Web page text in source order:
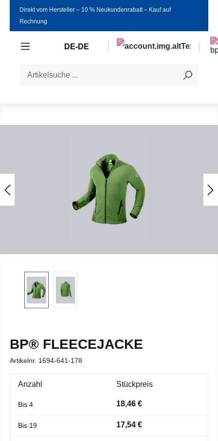
Zum Hauptinhalt springen
Direkt vom Hersteller ‒ 10 % Neukundenrabatt ‒ Kauf auf
Rechnung
DE-DE
BP® FLEECEJACKE
Artikelnr. 1694-641-178
Anzahl Stückpreis
Bis 4 18,46 €
Bis 19 17,54 €